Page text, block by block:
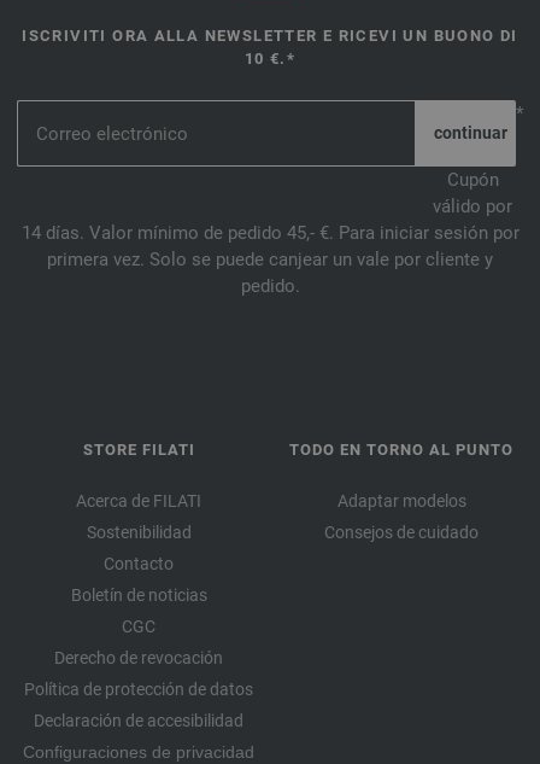
ISCRIVITI ORA ALLA NEWSLETTER E RICEVI UN BUONO DI
10 €.*
*
Cupón
válido por
14 días. Valor mínimo de pedido 45,- €. Para iniciar sesión por
primera vez. Solo se puede canjear un vale por cliente y
pedido.
STORE FILATI
Acerca de FILATI
Sostenibilidad
Contacto
Boletín de noticias
CGC
Derecho de revocación
Política de protección de datos
Declaración de accesibilidad
Configuraciones de privacidad
TODO EN TORNO AL PUNTO
Adaptar modelos
Consejos de cuidado